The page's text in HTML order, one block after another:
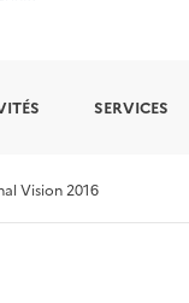
SERVICES
Vision 2016